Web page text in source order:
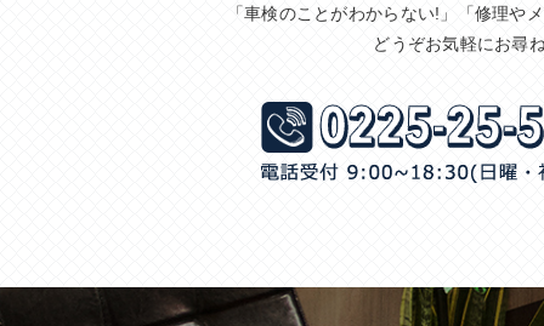
「車検のことがわからない!」「修理や
どうぞお気軽にお尋